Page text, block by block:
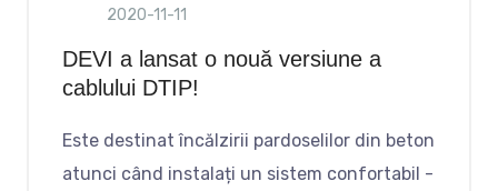
2020-11-11
DEVI a lansat o nouă versiune a
cablului DTIP!
Este destinat încălzirii pardoselilor din beton
atunci când instalați un sistem confortabil -